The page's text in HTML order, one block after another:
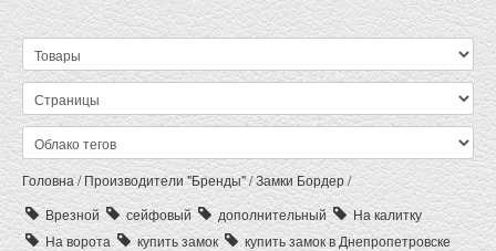
Головна/Производители "Бренды"/Замки Бордер/
Врезной
сейфовый дополнительный
На калитку
На ворота
купить замок
купить замок в Днепропетровске